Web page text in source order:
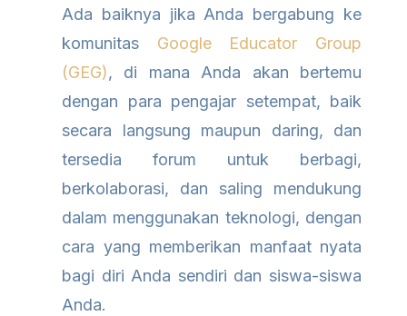
Ada baiknya jika Anda bergabung ke
komunitas Google Educator Group
(GEG), di mana Anda akan bertemu
dengan para pengajar setempat, baik
secara langsung maupun daring, dan
tersedia forum untuk berbagi,
berkolaborasi, dan saling mendukung
dalam menggunakan teknologi, dengan
cara yang memberikan manfaat nyata
bagi diri Anda sendiri dan siswa-siswa
Anda.